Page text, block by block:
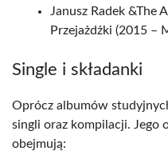
Janusz Radek &The
Przejażdżki (2015 –
Single i składanki
Oprócz albumów
singli oraz kompilacji. Jego
obejmują: